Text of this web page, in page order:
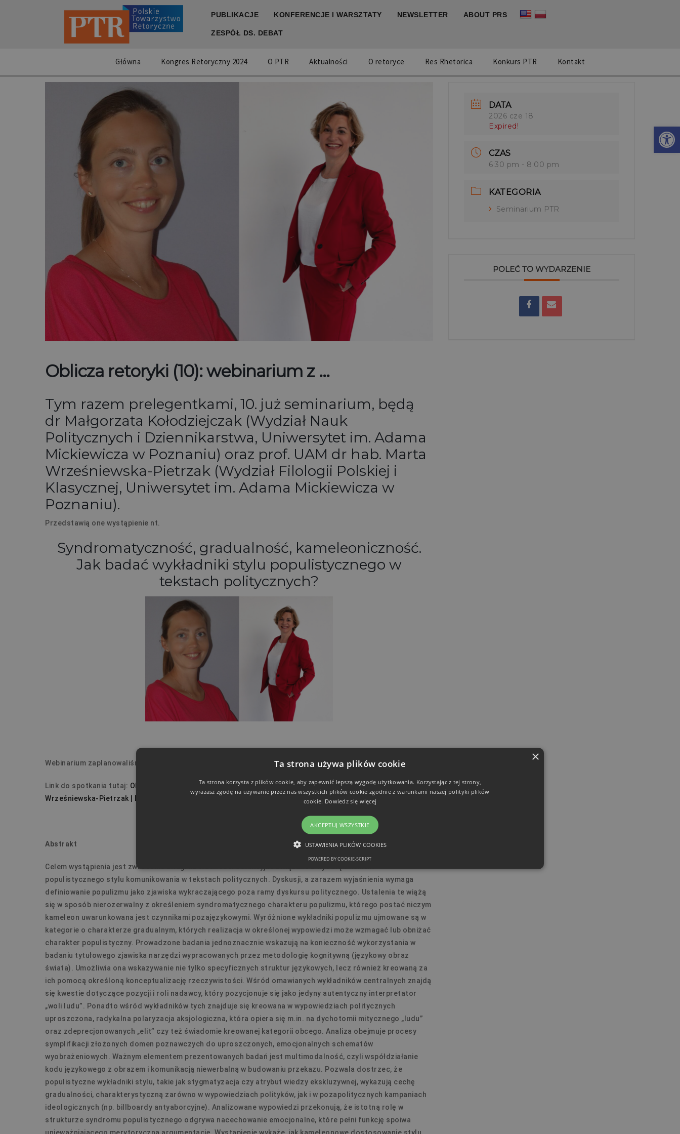
PUBLIKACJE KONFERENCJE I WARSZTATY NEWSLETTER ABOUT PRS
ZESPÓŁ DS. DEBAT
Główna Kongres Retoryczny 2024 O PTR Aktualności O retoryce Res Rhetorica Konkurs PTR Kontakt
Oblicza retoryki (10): webinarium z …
Tym razem prelegentkami, 10. już seminarium, będą
dr Małgorzata Kołodziejczak (Wydział Nauk
Politycznych i Dziennikarstwa, Uniwersytet im. Adama
Mickiewicza w Poznaniu) oraz prof. UAM dr hab. Marta
Wrześniewska-Pietrzak (Wydział Filologii Polskiej i
Klasycznej, Uniwersytet im. Adama Mickiewicza w
Poznaniu).
Przedstawią one wystąpienie nt.
Syndromatyczność, gradualność, kameleoniczność.
Jak badać wykładniki stylu populistycznego w
tekstach politycznych?
Webinarium zaplanowaliśmy na
Link do spotkania tutaj: Oblicza retoryki #10 dr Małgorzata Kołodziejczak i prof. UAM dr hab. Marta
Wrześniewska-Pietrzak | Dołączanie do spotkania | Microsoft Teams
Abstrakt
Celem wystąpienia jest zwrócenie uwagi na trudności definicyjne związane z wyodrębnieniem
populistycznego stylu komunikowania w tekstach politycznych. Dyskusji, a zarazem wyjaśnienia wymaga
definiowanie populizmu jako zjawiska wykraczającego poza ramy dyskursu politycznego. Ustalenia te wiążą
się w sposób nierozerwalny z określeniem syndromatycznego charakteru populizmu, którego postać niczym
kameleon uwarunkowana jest czynnikami pozajęzykowymi. Wyróżnione wykładniki populizmu ujmowane są w
kategorie o charakterze gradualnym, których realizacja w określonej wypowiedzi może wzmagać lub obniżać
charakter populistyczny. Prowadzone badania jednoznacznie wskazują na konieczność wykorzystania w
badaniu tytułowego zjawiska narzędzi wypracowanych przez metodologię kognitywną (językowy obraz
świata). Umożliwia ona wskazywanie nie tylko specyficznych struktur językowych, lecz również kreowaną za
ich pomocą określoną konceptualizację rzeczywistości. Wśród omawianych wykładników centralnych znajdą
się kwestie dotyczące pozycji i roli nadawcy, który pozycjonuje się jako jedyny autentyczny interpretator
„woli ludu”. Ponadto wśród wykładników tych znajduje się kreowana w wypowiedziach politycznych
uproszczona, radykalna polaryzacja aksjologiczna, która opiera się m.in. na dychotomii mitycznego „ludu”
oraz zdeprecjonowanych „elit” czy też świadomie kreowanej kategorii obcego. Analiza obejmuje procesy
symplifikacji złożonych domen poznawczych do uproszczonych, emocjonalnych schematów
wyobrażeniowych. Ważnym elementem prezentowanych badań jest multimodalność, czyli współdziałanie
kodu językowego z obrazem i komunikacją niewerbalną w budowaniu przekazu. Pozwala dostrzec, że
populistyczne wykładniki stylu, takie jak stygmatyzacja czy atrybut wiedzy ekskluzywnej, wykazują cechę
gradualności, charakterystyczną zarówno w wypowiedziach polityków, jak i w pozapolitycznych kampaniach
ideologicznych (np. billboardy antyaborcyjne). Analizowane wypowiedzi przekonują, że istotną rolę w
strukturze syndromu populistycznego odgrywa nacechowanie emocjonalne, które pełni funkcję spoiwa
DATA
2026 cze 18
Expired!
CZAS
6:30 pm - 8:00 pm
KATEGORIA
Seminarium PTR
POLEĆ TO WYDARZENIE
×
Ta strona używa plików cookie
Ta strona korzysta z plików cookie, aby zapewnić lepszą wygodę użytkowania. Korzystając z tej strony,
wyrażasz zgodę na używanie przez nas wszystkich plików cookie zgodnie z warunkami naszej polityki plików
cookie. Dowiedz się więcej
AKCEPTUJ WSZYSTKIE
USTAWIENIA PLIKÓW COOKIES
Niezbędne Funkcjonalne
Niezbędne pliki cookie umożliwiają korzystanie z podstawowych funkcji strony internetowej, takich jak logowanie użytkownika i zarządzanie
Nazwa Domena Okres przechowywania
PHPSESSID
retoryka.edu.pl 1 dzień
Nazwa Domena Okres przechowywania
pll_language
retoryka.edu.pl 1 rok
POWERED BY COOKIE-SCRIPT